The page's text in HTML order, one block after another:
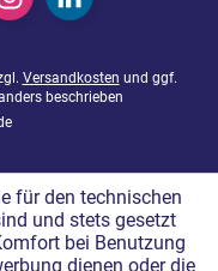
Versandkosten und ggf.
beschrieben
für den technischen
und stets gesetzt
bei Benutzung
dienen oder die